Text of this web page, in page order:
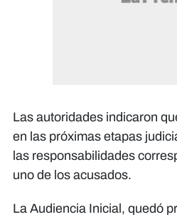
Las autoridades indicaron
en las próximas etapas
las responsabilidades
uno de los acusados.
La Audiencia Inicial, quedó